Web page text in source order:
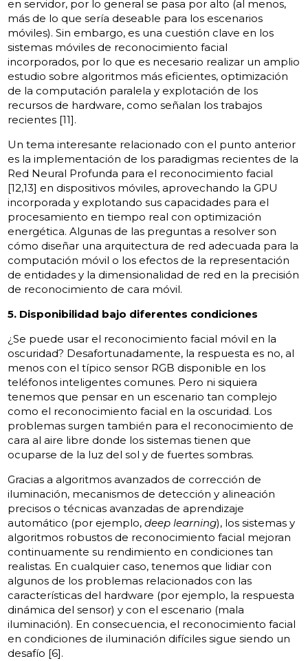
​​en servidor, por lo general se pasa por alto (al menos,
más de lo que sería deseable para los escenarios
móviles). Sin embargo, es una cuestión clave en los
sistemas móviles de reconocimiento facial
incorporados, por lo que es necesario realizar un amplio
estudio sobre algoritmos más eficientes, optimización
de la computación paralela y explotación de los
recursos de hardware, como señalan los trabajos
recientes [11].
Un tema interesante relacionado con el punto anterior
es la implementación de los paradigmas recientes de la
Red Neural Profunda para el reconocimiento facial
[12,13] en dispositivos móviles, aprovechando la GPU
incorporada y explotando sus capacidades para el
procesamiento en tiempo real con optimización
energética. Algunas de las preguntas a resolver son
cómo diseñar una arquitectura de red adecuada para la
computación móvil o los efectos de la representación
de entidades y la dimensionalidad de red en la precisión
de reconocimiento de cara móvil.
5. Disponibilidad bajo diferentes condiciones
¿Se puede usar el reconocimiento facial móvil en la
oscuridad? Desafortunadamente, la respuesta es no, al
menos con el típico sensor RGB disponible en los
teléfonos inteligentes comunes. Pero ni siquiera
tenemos que pensar en un escenario tan complejo
como el reconocimiento facial en la oscuridad. Los
problemas surgen también para el reconocimiento de
cara al aire libre donde los sistemas tienen que
ocuparse de la luz del sol y de fuertes sombras.
Gracias a algoritmos avanzados de corrección de
iluminación, mecanismos de detección y alineación
precisos o técnicas avanzadas de aprendizaje
automático (por ejemplo,deep learning), los sistemas y
algoritmos robustos de reconocimiento facial mejoran
continuamente su rendimiento en condiciones tan
realistas. En cualquier caso, tenemos que lidiar con
algunos de los problemas relacionados con las
características del hardware (por ejemplo, la respuesta
dinámica del sensor) y con el escenario (mala
iluminación). En consecuencia, el reconocimiento facial
en condiciones de iluminación difíciles sigue siendo un
desafío [6].